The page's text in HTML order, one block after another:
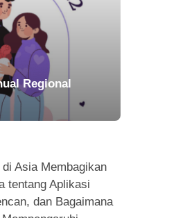
Regional
Asia Membagikan
tentang Aplikasi
dan Bagaimana